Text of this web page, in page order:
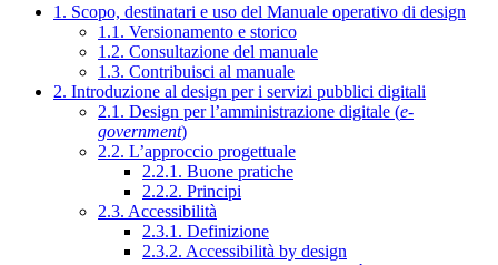
1. Scopo, destinatari e uso del Manuale operativo di design
1.1. Versionamento e storico
1.2. Consultazione del manuale
1.3. Contribuisci al manuale
2. Introduzione al design per i servizi pubblici digitali
2.1. Design per l’amministrazione digitale (e-
government)
2.2. L’approccio progettuale
2.2.1. Buone pratiche
2.2.2. Principi
2.3. Accessibilità
2.3.1. Definizione
2.3.2. Accessibilità by design